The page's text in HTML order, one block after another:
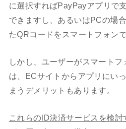
に選択すればPayPayアプリで
できますし、あるいはPCの場
たQRコードをスマートフォン
しかし、ユーザーがスマート
は、ECサイトからアプリにい
まうデメリットもあります。
これらのID決済サービスを検